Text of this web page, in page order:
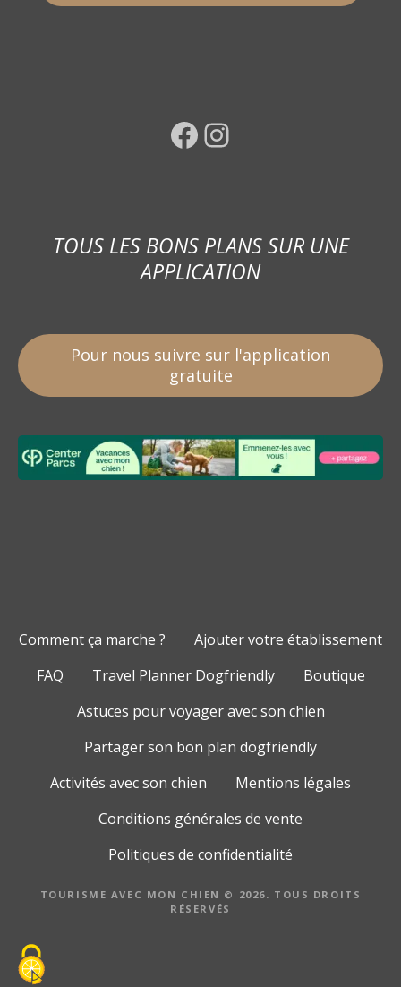
Facebook Instagram
TOUS LES BONS PLANS SUR UNE
APPLICATION
Pour nous suivre sur l'application
gratuite
Comment ça marche ?
Ajouter votre établissement
FAQ
Travel Planner Dogfriendly
Boutique
Astuces pour voyager avec son chien
Partager son bon plan dogfriendly
Activités avec son chien
Mentions légales
Conditions générales de vente
Politiques de confidentialité
TOURISME AVEC MON CHIEN © 2026. TOUS DROITS
RÉSERVÉS